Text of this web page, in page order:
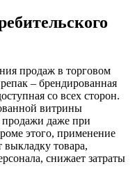
продаж в торговом
– брендированная
со всех сторон.
витрины
продажи даже при
этого, применение
товара,
снижает затраты